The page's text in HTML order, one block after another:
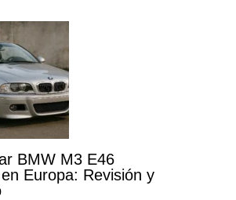
BMW M3 E46
Europa: Revisión y